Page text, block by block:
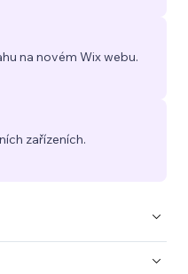
na novém Wix webu.
zařízeních.